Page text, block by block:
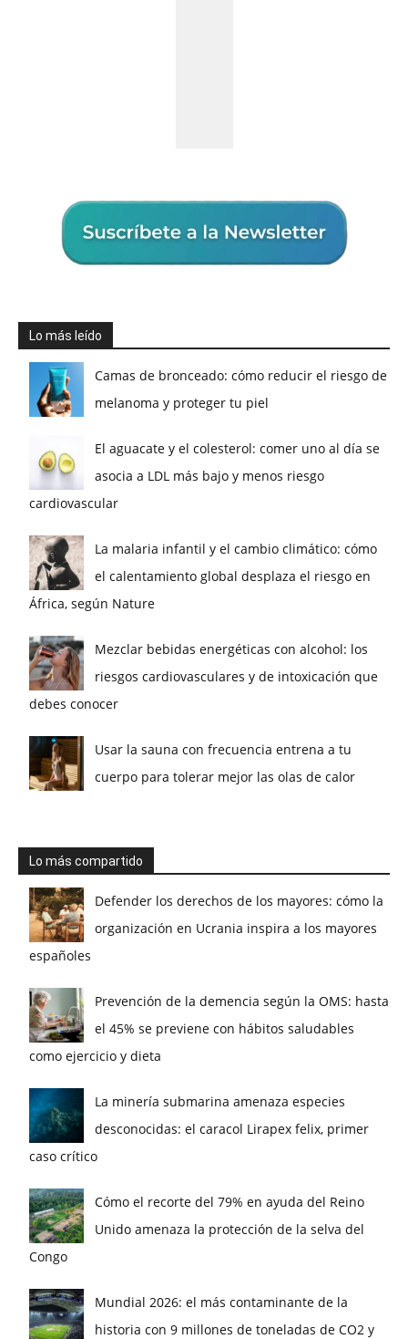
Lo más leído
Camas de bronceado: cómo reducir el riesgo de
melanoma y proteger tu piel
El aguacate y el colesterol: comer uno al día se
asocia a LDL más bajo y menos riesgo
cardiovascular
La malaria infantil y el cambio climático: cómo
el calentamiento global desplaza el riesgo en
África, según Nature
Mezclar bebidas energéticas con alcohol: los
riesgos cardiovasculares y de intoxicación que
debes conocer
Usar la sauna con frecuencia entrena a tu
cuerpo para tolerar mejor las olas de calor
Lo más compartido
Defender los derechos de los mayores: cómo la
organización en Ucrania inspira a los mayores
españoles
Prevención de la demencia según la OMS: hasta
el 45% se previene con hábitos saludables
como ejercicio y dieta
La minería submarina amenaza especies
desconocidas: el caracol Lirapex felix, primer
caso crítico
Cómo el recorte del 79% en ayuda del Reino
Unido amenaza la protección de la selva del
Congo
Mundial 2026: el más contaminante de la
historia con 9 millones de toneladas de CO2 y